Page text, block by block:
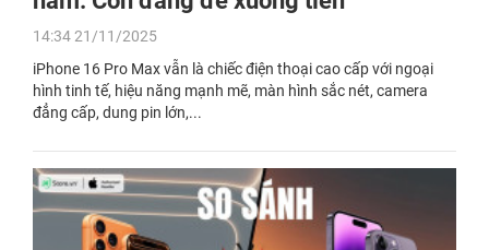
14:34 21/11/2025
iPhone 16 Pro Max vẫn là chiếc điện thoại cao cấp với ngoại
hình tinh tế, hiệu năng mạnh mẽ, màn hình sắc nét, camera
đẳng cấp, dung pin lớn,...